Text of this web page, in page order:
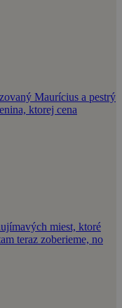
Maurícius a pestrý
ktorej cena
miest, ktoré
teraz zoberieme, no